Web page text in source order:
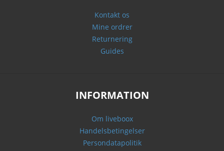
Kontakt os
Mine ordrer
Returnering
Guides
INFORMATION
Om liveboox
Handelsbetingelser
Persondatapolitik